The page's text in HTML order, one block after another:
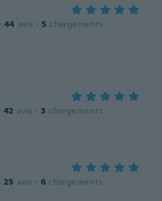
· 44 avis · 5 chargements
· 42 avis · 3 chargements
· 25 avis · 6 chargements